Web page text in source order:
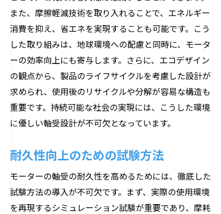
また、摩擦軽減技術を取り入れることで、エネルギー
消費を抑え、省エネを実現することも可能です。こう
した取り組みは、地球環境への配慮と同時に、モータ
ーの効率向上にも寄与します。さらに、エコデザイン
の観点から、製品のライフサイクルを考慮した設計が
求められ、使用後のリサイクルや分解が容易な構造も
重要です。持続可能な社会の実現には、こうした環境
に優しい軸受設計が不可欠となっています。
耐久性向上のための試験方法
モーターの軸受の耐久性を高めるためには、徹底した
試験方法の導入が不可欠です。まず、実際の使用環境
を再現するシミュレーション試験が重要であり、摩耗